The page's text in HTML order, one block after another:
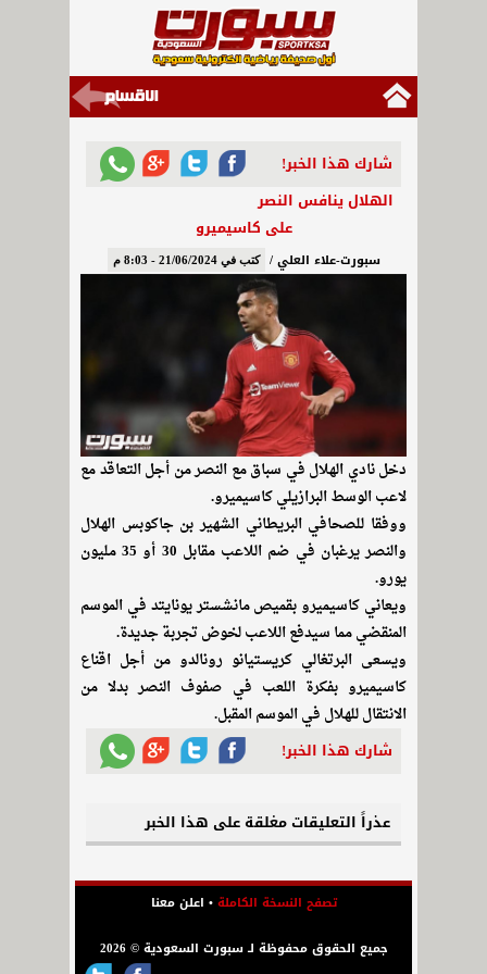
شارك هذا الخبر!
الهلال ينافس النصر
على كاسيميرو
سبورت-علاء العلي / كتب في 21/06/2024 - 8:03 م
دخل نادي الهلال في سباق مع النصر من أجل التعاقد مع
لاعب الوسط البرازيلي كاسيميرو.
ووفقا للصحافي البريطاني الشهير بن جاكوبس الهلال
والنصر يرغبان في ضم اللاعب مقابل 30 أو 35 مليون
يورو.
ويعاني كاسيميرو بقميص مانشستر يونايتد في الموسم
المنقضي مما سيدفع اللاعب لخوض تجربة جديدة.
ويسعى البرتغالي كريستيانو رونالدو من أجل اقناع
كاسيميرو بفكرة اللعب في صفوف النصر بدلا من
الانتقال للهلال في الموسم المقبل.
شارك هذا الخبر!
عذراً التعليقات مغلقة على هذا الخبر
تصفح النسخة الكاملة• اعلن معنا
جميع الحقوق محفوظة لـ سبورت السعودية © 2026